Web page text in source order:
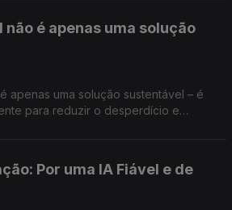
não é apenas uma solução
apenas uma solução sustentável – é
para reduzir o desperdício e
Por uma IA Fiável e de